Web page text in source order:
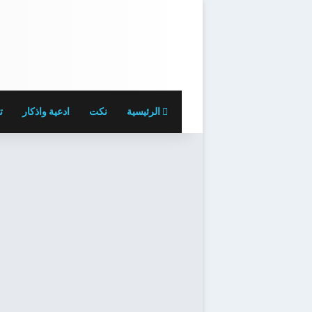
الرئيسية نكت ادعية واذكار